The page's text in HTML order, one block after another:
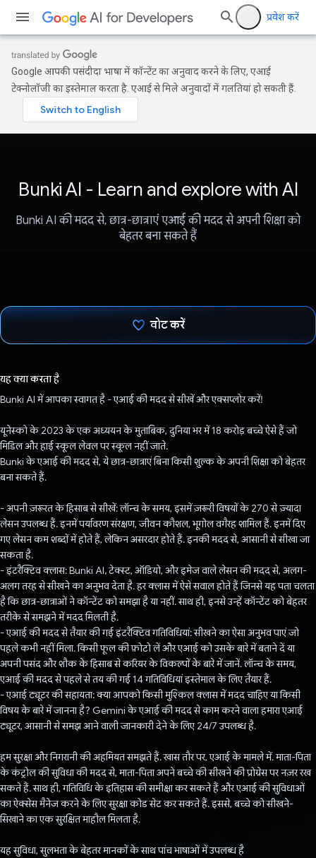
प्रवेश करें
Google आपकी पसंदीदा भाषा में कॉन्टेंट का अनुवाद करने के लिए, एआई
टेक्नोलॉजी का इस्तेमाल करता है. एआई से मिले अनुवादों में गलतियां हो सकती हैं.
Bunki AI - Learn and explore with AI
Bunki AI की मदद से, छात्र-छात्राएं एआई की मदद से अपनी शिक्षा को
बेहतर बना सकते हैं
वोट करें
यह क्या करता है
Bunki AI में आपका स्वागत है - एआई की मदद से सीखें और एक्सप्लोर करें!
यूनेस्को के 2023 के एक अध्ययन के मुताबिक, दुनिया भर में 18 करोड़ बच्चे ऐसे हैं जो
मिडिल और हाई स्कूल लेवल पर स्कूल नहीं जाते.
Bunki के एआई की मदद से, ये छात्र-छात्राएं बिना किसी शुल्क के अपनी शिक्षा को बेहतर
बना सकते हैं.
- अपनी ज़रूरत के हिसाब से सीखें: लॉन्च के समय, इसमें ज़रूरी विषयों के 270 से ज़्यादा
लेसन उपलब्ध हैं. इनमें पर्यावरण संरक्षण, जीवन कौशल, भूगोल वगैरह शामिल हैं. इनमें दिए
गए लेसन कम शब्दों में होते हैं, लेकिन असरदार होते हैं. इनकी मदद से, आसानी से सीखा जा
सकता है.
- इंटरैक्टिव क्लास: Bunki AI, टेक्स्ट, ऑडियो, और इमेज वाले लेसन की मदद से, अलग-
अलग तरह से सीखने का अनुभव देता है. हर क्लास में ऐसे सवाल होते हैं जिनसे यह पता चलता
है कि छात्र-छात्राओं ने कॉन्टेंट को समझा है या नहीं. साथ ही, इनसे उन्हें कॉन्टेंट को बेहतर
तरीके से समझने में मदद मिलती है.
- एआई की मदद से तैयार की गई इंटरैक्टिव गतिविधियां: सीखने का ऐसा अनुभव पाएं जो
पहले कभी नहीं मिला. किसी फूल की फ़ोटो लें और एआई को उसके बारे में बताने दें या
अपनी पसंद और शौक के हिसाब से करियर के विकल्पों के बारे में जानें. लॉन्च के समय,
एआई की मदद से पहले से तय की गई 14 गतिविधियां इस्तेमाल के लिए तैयार हैं.
- एआई ट्यूटर की सहायता: क्या आपको किसी मुश्किल क्लास में मदद चाहिए या किसी
विषय के बारे में जानना है? Gemini के एआई की मदद से काम करने वाला हमारा एआई
ट्यूटर, आसानी से समझ आने वाली जानकारी देने के लिए 24/7 उपलब्ध है.
हम सुरक्षा और निगरानी की अहमियत समझते हैं. खास तौर पर, एआई के मामले में. माता-पिता
के कंट्रोल की सुविधा की मदद से, माता-पिता अपने बच्चे की सीखने की प्रोग्रेस पर नज़र रख
सकते हैं. साथ ही, गतिविधि के इतिहास की समीक्षा कर सकते हैं और एआई की सुविधाओं
का ऐक्सेस मैनेज करने के लिए सुरक्षा कोड सेट कर सकते हैं. इससे, बच्चे को सीखने-
सिखाने का एक सुरक्षित माहौल मिलता है.
यह सुविधा, सुलभता के बेहतर मानकों के साथ पांच भाषाओं में उपलब्ध है